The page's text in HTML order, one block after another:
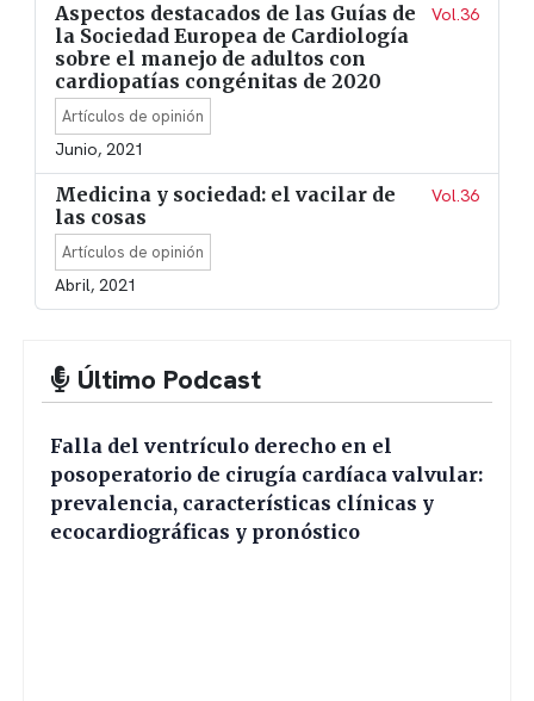
Aspectos destacados de las Guías de
la Sociedad Europea de Cardiología
sobre el manejo de adultos con
cardiopatías congénitas de 2020
Vol.36
Artículos de opinión
Junio, 2021
Medicina y sociedad: el vacilar de
las cosas
Vol.36
Artículos de opinión
Abril, 2021
Último Podcast
Falla del ventrículo derecho en el
posoperatorio de cirugía cardíaca valvular:
prevalencia, características clínicas y
ecocardiográficas y pronóstico